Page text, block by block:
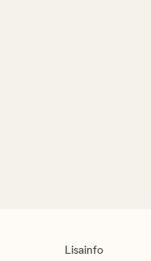
Lisainfo